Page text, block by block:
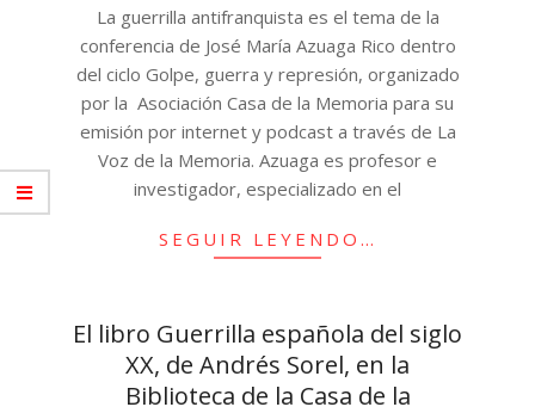
La guerrilla antifranquista es el tema de la
conferencia de José María Azuaga Rico dentro
del ciclo Golpe, guerra y represión, organizado
por la Asociación Casa de la Memoria para su
emisión por internet y podcast a través de La
Voz de la Memoria. Azuaga es profesor e
investigador, especializado en el
SEGUIR LEYENDO…
El libro Guerrilla española del siglo
XX, de Andrés Sorel, en la
Biblioteca de la Casa de la